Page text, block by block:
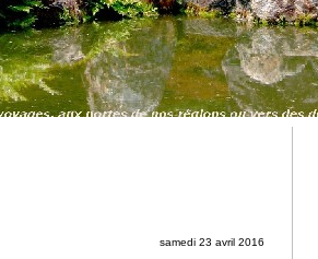
samedi 23 avril 2016